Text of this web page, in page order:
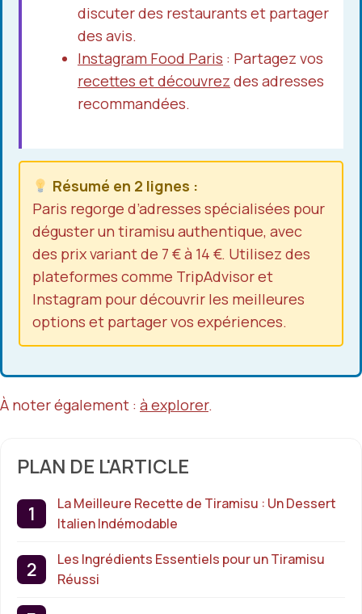
discuter des restaurants et partager
des avis.
Instagram Food Paris : Partagez vos
recettes et découvrez des adresses
recommandées.
Résumé en 2 lignes :
Paris regorge d’adresses spécialisées pour
déguster un tiramisu authentique, avec
des prix variant de 7 € à 14 €. Utilisez des
plateformes comme TripAdvisor et
Instagram pour découvrir les meilleures
options et partager vos expériences.
À noter également : à explorer.
PLAN DE L'ARTICLE
La Meilleure Recette de Tiramisu : Un Dessert
Italien Indémodable
Les Ingrédients Essentiels pour un Tiramisu
Réussi